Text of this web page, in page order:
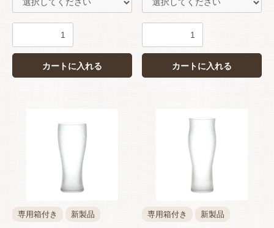
カートに入れる カートに入れる
専用箱付き 新製品 専用箱付き 新製品